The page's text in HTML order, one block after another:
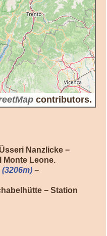
contributors.
contributors.
Nanzlicke −
Monte Leone.
−
− Station